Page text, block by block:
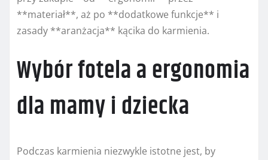
**materiał**, aż po **dodatkowe funkcje** i
zasady **aranżacja** kącika do karmienia.
Wybór fotela a ergonomia
dla mamy i dziecka
Podczas karmienia niezwykle istotne jest, by